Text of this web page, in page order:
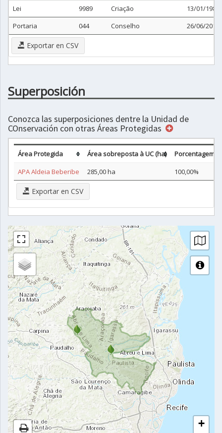
Lei
9989 Criação
13/01/1987
Portaria
044 Conselho 26/06/2012
Exportar en CSV
Superposición
Conozca las superposiciones dentre la Unidad de
COnservación con otras Áreas Protegidas
Área Protegida Área sobreposta à UC (ha)
Porcentagem
APA Aldeia Beberibe
285,00 ha 100,00%
Exportar en CSV
+